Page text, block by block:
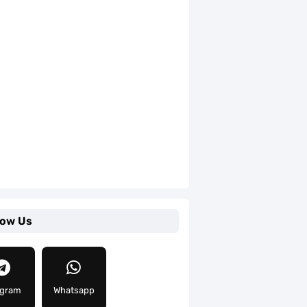
Us
Whatsapp